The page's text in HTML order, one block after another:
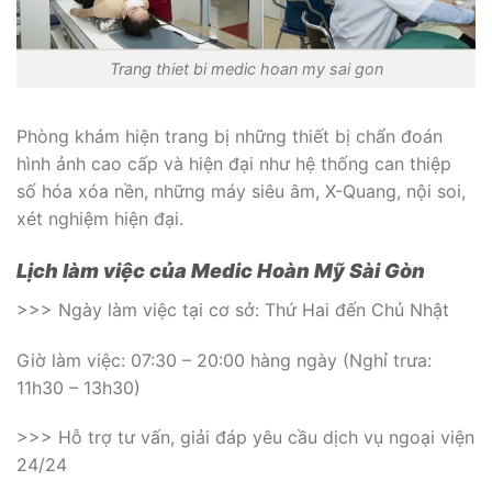
Trang thiet bi medic hoan my sai gon
Phòng khám hiện trang bị những thiết bị chẩn đoán
hình ảnh cao cấp và hiện đại như hệ thống can thiệp
số hóa xóa nền, những máy siêu âm, X-Quang, nội soi,
xét nghiệm hiện đại.
Lịch làm việc của Medic Hoàn Mỹ Sài Gòn
>>> Ngày làm việc tại cơ sở: Thứ Hai đến Chủ Nhật
Giờ làm việc: 07:30 – 20:00 hàng ngày (Nghỉ trưa:
11h30 – 13h30)
>>> Hỗ trợ tư vấn, giải đáp yêu cầu dịch vụ ngoại viện
24/24